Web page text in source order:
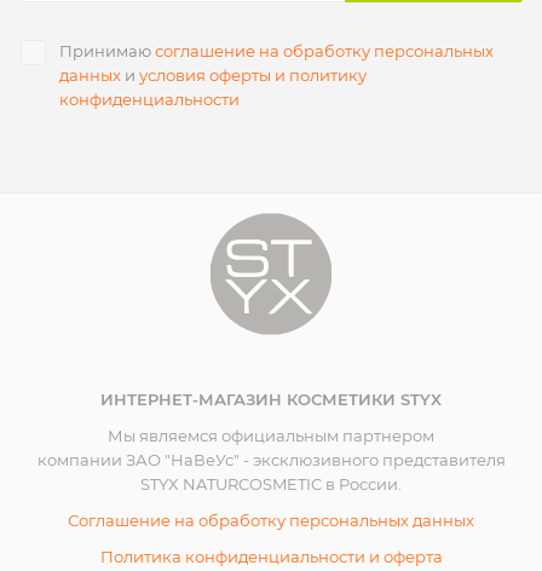
Принимаюсоглашение на обработку персональных
данных и условия оферты и политику
конфиденциальности
ИНТЕРНЕТ-МАГАЗИН КОСМЕТИКИ STYX
Мы являемся официальным партнером
компании ЗАО "НаВеУс" - эксклюзивного представителя
STYX NATURCOSMETIC в России.
Соглашение на обработку персональных данных
Политика конфиденциальности и оферта